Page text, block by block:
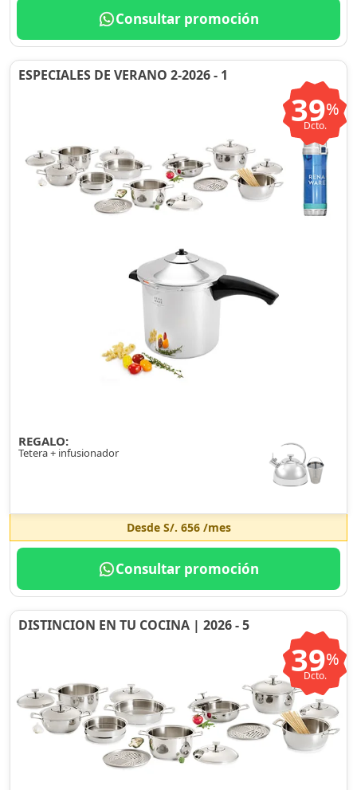
Consultar promoción
ESPECIALES DE VERANO 2-2026 - 1
39%
Dcto.
REGALO:
Tetera + infusionador
Desde S/. 656/mes
Consultar promoción
DISTINCION EN TU COCINA | 2026 - 5
39%
Dcto.